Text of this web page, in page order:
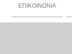
ΕΠΙΚΟΙΝΩΝΊΑ